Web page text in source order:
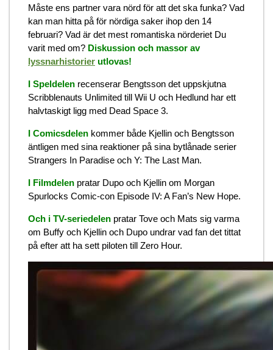
Måste ens partner vara nörd för att det ska funka? Vad
kan man hitta på för nördiga saker ihop den 14
februari? Vad är det mest romantiska nörderiet Du
varit med om? Diskussion och massor av
lyssnarhistorier utlovas!
I Speldelen recenserar Bengtsson det uppskjutna
Scribblenauts Unlimited till Wii U och Hedlund har ett
halvtaskigt ligg med Dead Space 3.
I Comicsdelen kommer både Kjellin och Bengtsson
äntligen med sina reaktioner på sina bytlånade serier
Strangers In Paradise och Y: The Last Man.
I Filmdelen pratar Dupo och Kjellin om Morgan
Spurlocks Comic-con Episode IV: A Fan’s New Hope.
Och i TV-seriedelen pratar Tove och Mats sig varma
om Buffy och Kjellin och Dupo undrar vad fan det tittat
på efter att ha sett piloten till Zero Hour.